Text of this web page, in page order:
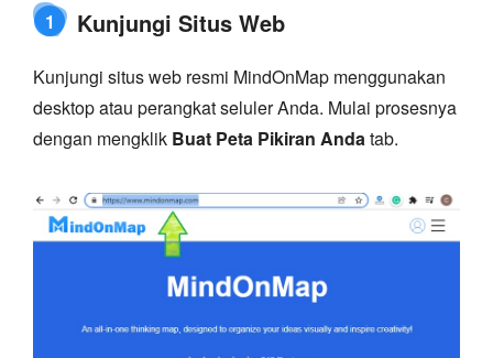
1 Kunjungi Situs Web
Kunjungi situs web resmi MindOnMap menggunakan
desktop atau perangkat seluler Anda. Mulai prosesnya
dengan mengklik Buat Peta Pikiran Andatab.